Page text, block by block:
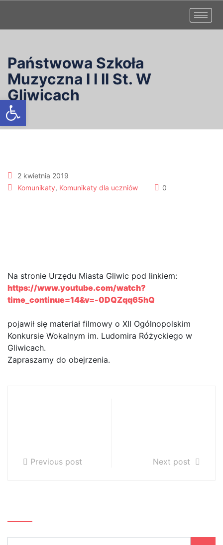
Otwórz pasek narzędzi
Państwowa Szkoła
Muzyczna I I II St. W
Gliwicach
2 kwietnia 2019
Komunikaty, Komunikaty dla uczniów 0
Na stronie Urzędu Miasta Gliwic pod linkiem:
https://www.youtube.com/watch?
time_continue=14&v=-0DQZqq65hQ
pojawił się materiał filmowy o XII Ogólnopolskim
Konkursie Wokalnym im. Ludomira Różyckiego w
Gliwicach.
Zapraszamy do obejrzenia.
Previous post
Next post